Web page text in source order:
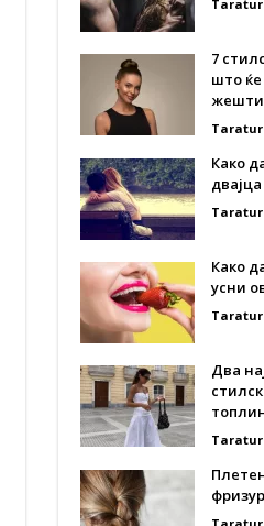
7
што ќе
Како
Како
усни
Два